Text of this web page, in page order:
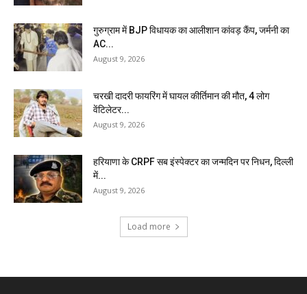
गुरुग्राम में BJP विधायक का आलीशान कांवड़ कैंप, जर्मनी का
AC...
August 9, 2026
चरखी दादरी फायरिंग में घायल कीर्तिमान की मौत, 4 लोग
वेंटिलेटर...
August 9, 2026
हरियाणा के CRPF सब इंस्पेक्टर का जन्मदिन पर निधन, दिल्ली
में...
August 9, 2026
Load more